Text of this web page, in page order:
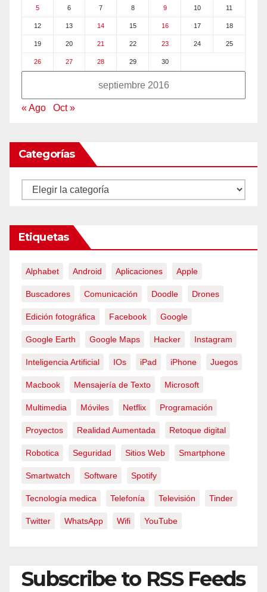
septiembre 2016
5 6 7 8 9 10 11
12 13 14 15 16 17 18
19 20 21 22 23 24 25
26 27 28 29 30
« Ago Oct »
Categorías
Categorías
Etiquetas
Alphabet Android Aplicaciones Apple
Buscadores Comunicación Doodle Drones
Edición fotográfica Facebook Google
Google Earth Google Maps Hacker Instagram
Inteligencia Artificial IOs iPad iPhone Juegos
Macbook Mensajería de Texto Microsoft
Multimedia Móviles Netflix Programación
Proyectos Realidad Aumentada Retoque digital
Robotica Seguridad Sitios Web Smartphone
Smartwatch Software Spotify
Tecnología medica Telefonía Televisión Tinder
Twitter WhatsApp Wifi YouTube
Subscribe to RSS Feeds